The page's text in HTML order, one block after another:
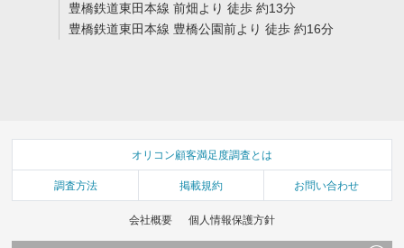
豊橋鉄道東田本線 前畑より 徒歩 約13分
豊橋鉄道東田本線 豊橋公園前より 徒歩 約16分
オリコン顧客満足度調査とは
調査方法 掲載規約 お問い合わせ
会社概要 個人情報保護方針